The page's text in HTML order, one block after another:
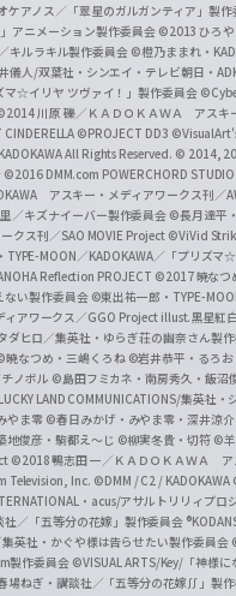
ケアノス／「翠星のガルガンティア」製作
アニメーション製作委員会 ©2013 ひろ
キルラキル製作委員会 ©橙乃ままれ・
儀人/双葉社・シンエイ・テレビ朝日・
マ☆イリヤ ツヴァイ！」製作委員会
川原 礫／ＫＡＤＯＫＡＷＡ アスキ
©PROJECT DD3
All Rights Reserved. © 2014,
©2016 DMM.com POWERCHORD
アスキー・メディアワークス刊／
／キズナイーバー製作委員会 ©長月達平
クス刊／SAO MOVIE Project ©ViVid
MOON／KADOKAWA／「プリズマ
Reflection PROJECT ©2017 暁なつ
ない製作委員会 ©東出祐一郎・TYPE-
アワークス／GGO Project illust.黒星紅白
ダヒロ／集英社・ゆらぎ荘の幽奈さん製
暁なつめ・三嶋くろね ©岩井恭平・るろお
ノボル ©島田フミカネ・南房秀久・飯沼
LAND COMMUNICATIONS/集英社
やま零 ©春日みかげ・みやま零・深井涼介
地俊彦・駒都え～じ ©柳実冬貴・切符 ©
©2018 鴨志田 一／ＫＡＤＯＫＡＷＡ ア
Television, Inc. ©DMM / C2 / KADOKAWA
・acus/アサルトリリィプロ
／「五等分の花嫁」製作委員会
英社・かぐや様は告らせたい製作委員会
製作委員会 ©VISUAL ARTS/Key/「神様
場ねぎ・講談社／「五等分の花嫁∬」製作